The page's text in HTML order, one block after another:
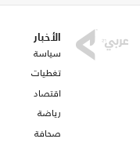
الأخبار
سياسة
تغطيات
اقتصاد
رياضة
صحافة